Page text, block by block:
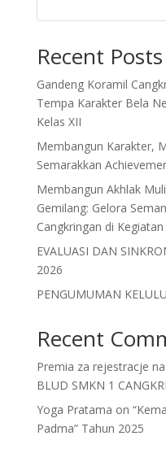
Recent Posts
Gandeng Koramil
Tempa Karakter Bela
Kelas XII
Membangun Karakter,
Semarakkan
Membangun Akhlak
Gemilang: Gelora
Cangkringan di
EVALUASI DAN
2026
PENGUMUMAN
Recent
Premia za rejestracje
BLUD SMKN 1
Yoga Pratama on
Padma” Tahun 2025